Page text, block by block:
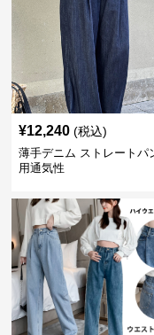
¥12,240 (税込)
薄手デニム ストレートパ
用通気性